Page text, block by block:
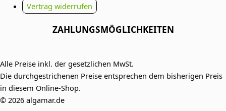
Vertrag widerrufen
ZAHLUNGSMÖGLICHKEITEN
Alle Preise inkl. der gesetzlichen MwSt.
Die durchgestrichenen Preise entsprechen dem bisherigen Preis
in diesem Online-Shop.
© 2026 algamar.de